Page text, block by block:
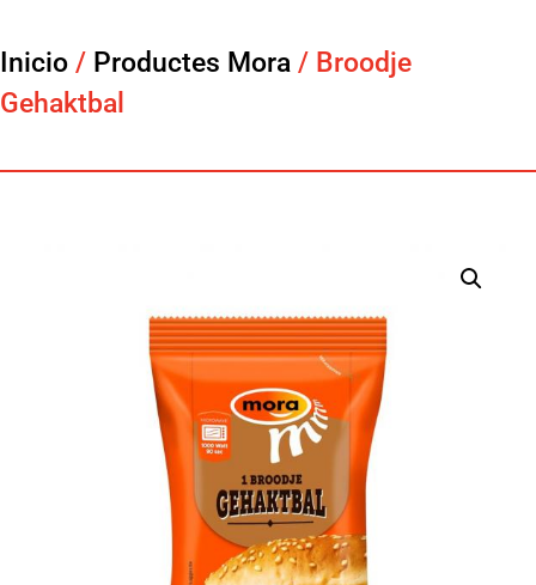
Inicio / Productes Mora / Broodje
Gehaktbal